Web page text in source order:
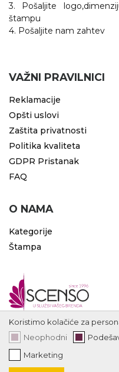
3. Pošaljite
štampu
4. Pošaljite nam zahtev
VAŽNI PRAVILNICI
Reklamacije
Opšti uslovi
Zaštita privatnosti
Politika kvaliteta
GDPR Pristanak
FAQ
O NAMA
Kategorije
Štampa
Koristimo kolačiće za
Neophodni
Marketing